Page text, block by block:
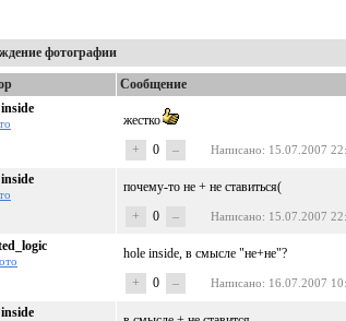
фотографии
Сообщение
жестко
+
0 – Написано: 15.07.2007
почему-то не + не ставиться(
+
0 – Написано: 15.07.2007
hole inside, в смысле "не+не"?
+
0 – Написано: 16.07.2007